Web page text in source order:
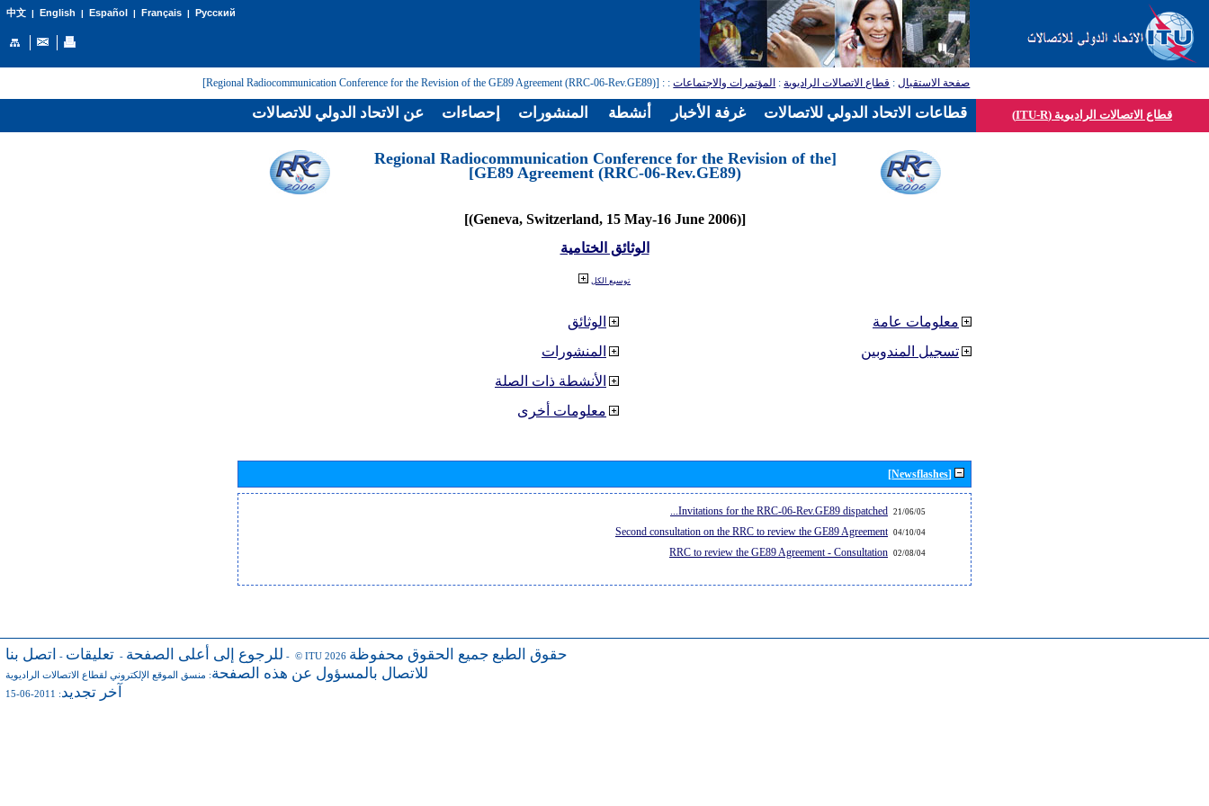
中文| English | Español | Français| Русский
صفحة الاستقبال: قطاع الاتصالات الراديوية: المؤتمرات والاجتماعات:
: [Regional Radiocommunication Conference for the Revision of the GE89 Agreement (RRC-06-Rev.GE89)]
قطاع الاتصالات الراديوية (ITU-R)
[Regional Radiocommunication Conference for the Revision of the
GE89 Agreement (RRC-06-Rev.GE89)]
[(Geneva, Switzerland, 15 May-16 June 2006)]
الوثائق الختامية
توسيع الكل
الوثائق
المنشورات
الأنشطة ذات الصلة
معلومات أخرى
معلومات عامة
تسجيل المندوبين
[Newsflashes]
21/06/05
Invitations for the RRC-06-Rev.GE89 dispatched...
04/10/04
Second consultation on the RRC to review the GE89 Agreement
02/08/04
RRC to review the GE89 Agreement - Consultation
للرجوع إلى أعلى الصفحة - تعليقات - اتصل بنا - © ITU 2026 حقوق الطبع جميع الحقوق محفوظة
للاتصال بالمسؤول عن هذه الصفحة: منسق الموقع الإلكتروني لقطاع الاتصالات الراديوية
آخر تجديد: 2011-06-15
عن الاتحاد الدولي للاتصالات إحصاءات المنشورات أنشطة غرفة الأخبار قطاعات الاتحاد الدولي للاتصالات